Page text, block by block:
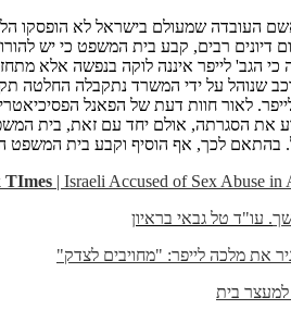
הגב' לייפר איננה לוקה בנפשה אלא
שנוהל על ידי המשרד נתקבלה
לאור חוות דעת של הפאנל
את הסגרתה, אולם יחד עם זאת, בית
בהתאם לכך, אף הוסיף וקבע בית המשפט
TImes | Israeli Accused of Sex Abuse
. עו"ד טל גבאי בראיון
את מלכה לייפר: "מחויבים לצדק"
בית